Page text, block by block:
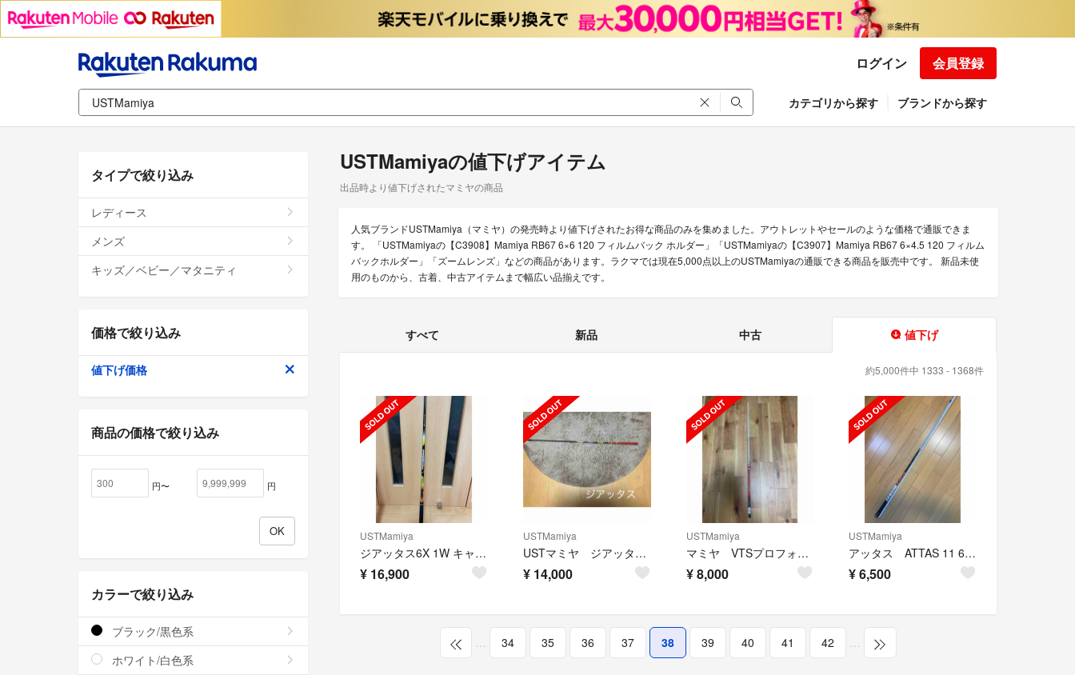
ログイン 会員登録
カテゴリから探す ブランドから探す
USTMamiyaの値下げアイテム
出品時より値下げされたマミヤの商品
人気ブランドUSTMamiya（マミヤ）の発売時より値下げされたお得な商品のみを集めました。アウトレットやセールのような価格で通販できま
す。 「USTMamiyaの【C3908】Mamiya RB67 6×6 120 フィルムバック ホルダー」「USTMamiyaの【C3907】Mamiya RB67 6×4.5 120 フィルム
バックホルダー」「ズームレンズ」などの商品があります。ラクマでは現在5,000点以上のUSTMamiyaの通販できる商品を販売中です。 新品未使
用のものから、古着、中古アイテムまで幅広い品揃えです。
すべて 新品 中古 値下げ
約5,000件中 1333 - 1368件
USTMamiya
ジアッタス6X 1W キャロウェイスリーブ対応
¥ 16,900
USTMamiya
USTマミヤ ジアッタス5S キャロウェイスリーブ
¥ 14,000
USTMamiya
マミヤ VTSプロフォース シルバー 6S
¥8,000
USTMamiya
アッタス ATTAS 11 6S シャフト単品
¥6,500
… 34 35 36 37 38 39 40 41 42 …
タイプで絞り込み
レディース
メンズ
キッズ／ベビー／マタニティ
価格で絞り込み
値下げ価格
商品の価格で絞り込み
円〜 円
カラーで絞り込み
ブラック/黒色系
ホワイト/白色系